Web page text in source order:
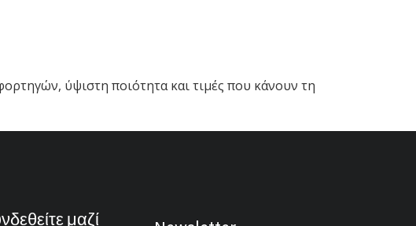
ύψιστη ποιότητα και τιμές που κάνουν τη
μαζί